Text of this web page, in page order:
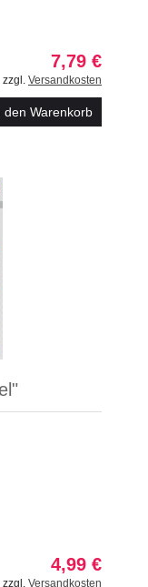
7,79 €
zzgl. Versandkosten
den Warenkorb
4,99 €
zzgl. Versandkosten